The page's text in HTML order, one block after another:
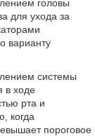
головы
для ухода за
варианту
системы
в ходе
рта и
когда
пороговое